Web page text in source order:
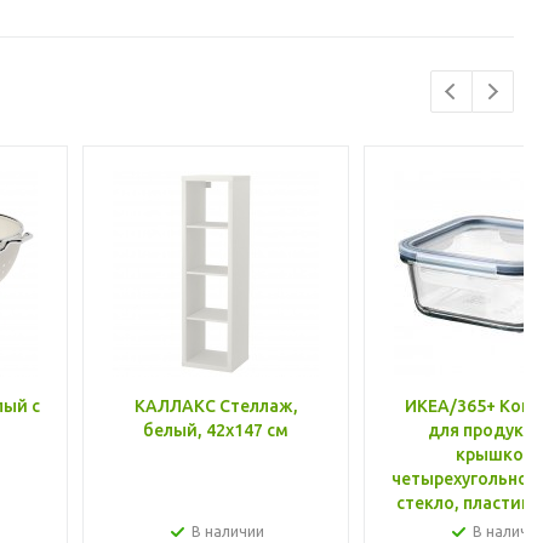
с
КАЛЛАКС Стеллаж,
белый, 42x147 см
В наличии
ИКЕА/365+
для
крышкой,
стекло, пластик
600 мл
В